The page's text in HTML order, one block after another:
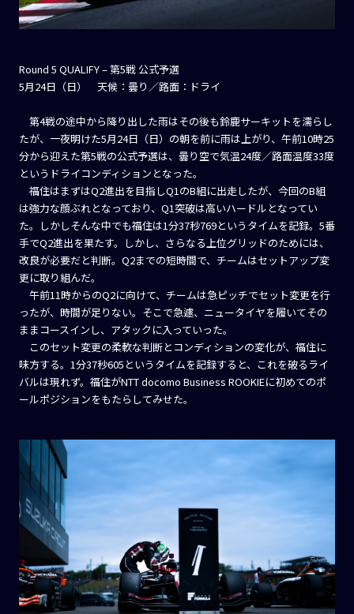
Round 5 QUALIFY – 第5戦 公式予選
5月24日（日） 天候：曇り／路面：ドライ
第4戦の途中から降り出した雨はその後も鈴鹿サーキットを濡らし
たが、一夜明けた5月24日（日）の朝を前に雨は上がり、午前10時25
分から迎えた第5戦の公式予選は、曇り空で気温24度／路面温度33度
というドライコンディションとなった。
福住はまずはQ2進出を目指しQ1のB組に出走したが、今回のB組
は強力な顔ぶれとなっており、Q1突破は高いハードルとなってい
た。しかしそんな中でも福住は1分37秒769というタイムを記録。5番
手でQ2進出を果たす。しかし、さらなる上位グリッドのためには、
改良が必要だと判断。Q2までの短時間で、チームはセットアップ変
更に取り組んだ。
午前11時からのQ2に向けて、チームは急ピッチでセット変更を行
ったが、時間が足りない。そこで急遽、ニュータイヤを履いてその
ままコースインし、アタックに入っていった。
このセット変更の柔軟な判断とコンディションの変化が、福住に
味方する。1分37秒605というタイムを記録すると、これを破るライ
バルは現れず。福住がNTT docomo Business ROOKIEに初めてのポ
ールポジションをもたらしてみせた。